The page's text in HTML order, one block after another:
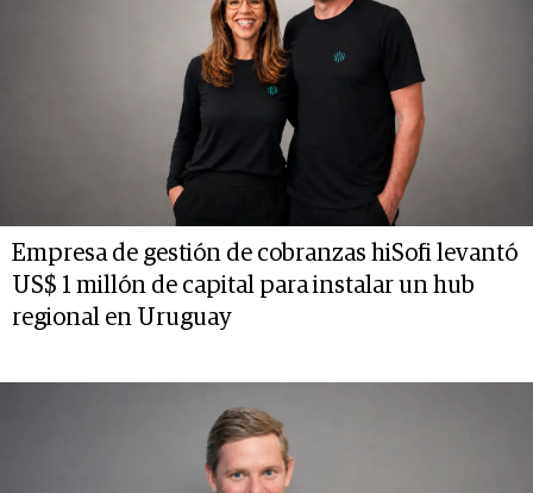
Empresa de gestión de cobranzas hiSofi levantó
US$ 1 millón de capital para instalar un hub
regional en Uruguay